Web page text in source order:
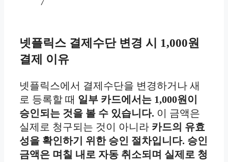
넷플릭스 결제수단 변경 시 1,000원
결제 이유
넷플릭스에서 결제수단을 변경하거나 새
로 등록할 때 일부 카드에서는 1,000원이
승인되는 것을 볼 수 있습니다. 이 금액은
실제로 청구되는 것이 아니라 카드의 유효
성을 확인하기 위한 승인 절차입니다. 승인
금액은 며칠 내로 자동 취소되며 실제로 청